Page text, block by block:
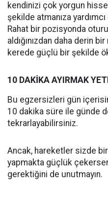
kendinizi çok yorgun
şekilde atmanıza
Rahat bir pozisyonda
aldığınızdan daha derin
kerede güçlü bir şekilde
10 DAKİKA AYIRMAK
Bu egzersizleri gün
10 dakika süre ile günde
tekrarlayabilirsiniz.
Ancak, hareketler sizde
yapmakta güçlük
gerektiğini de unutmayın.